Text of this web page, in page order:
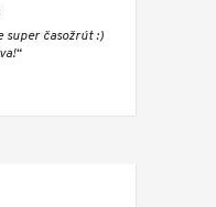
super časožrút :)